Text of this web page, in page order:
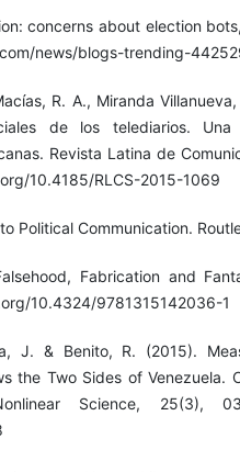
concerns about election
news/blogs-trending-
R. A., Miranda
de los telediarios. Una
Revista Latina de
10.4185/RLCS-2015-1069
Political Communication.
Fabrication and
10.4324/9781315142036-1
J. & Benito, R. (2015).
the Two Sides of Venezuela.
Science, 25(3),